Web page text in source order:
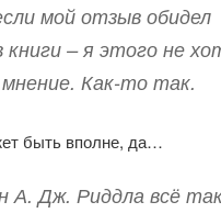
мой отзыв обидел
книги – я этого не
Как-то так.
быть вполне, да…
А. Дж. Риддла всё